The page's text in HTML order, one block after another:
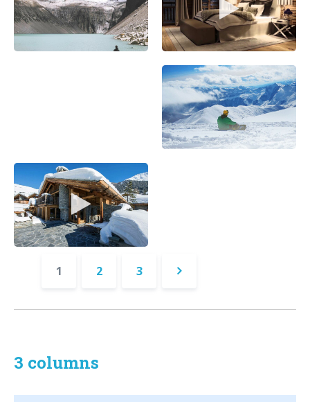
1 2 3
Successivo
3 columns